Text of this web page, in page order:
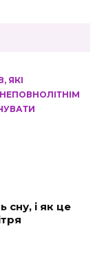
ЯКІ
сну, і як це